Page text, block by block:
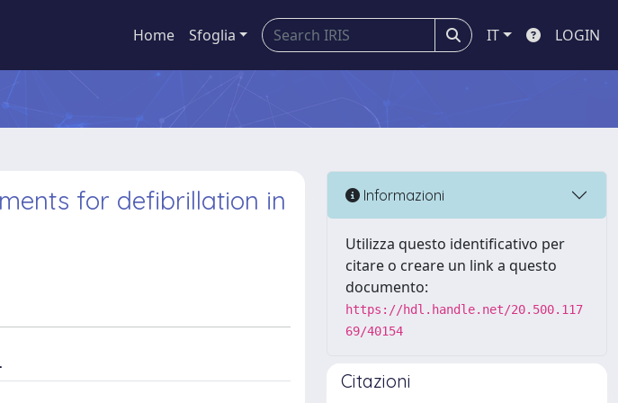
Home Sfoglia IT LOGIN
for defibrillation in
Informazioni
Utilizza questo identificativo per
citare o creare un link a questo
documento:
https://hdl.handle.net/20.500.117
69/40154
Citazioni